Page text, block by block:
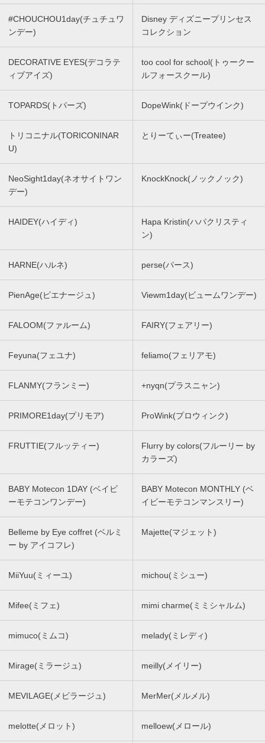
#CHOUCHOU1day(チュチュワ
ンデー)
Disney ディズニープリンセス
コレクション
DECORATIVE EYES(デコラテ
ィブアイズ)
too cool for school(トゥークー
ルフォースクール)
TOPARDS(トパーズ) DopeWink(ドープウインク)
トリコニナル(TORICONINAR
U)
とりーてぃー(Treatee)
NeoSight1day(ネオサイトワン
デー)
KnockKnock(ノックノック)
HAIDEY(ハイディ)
Hapa Kristin(ハパクリスティ
ン)
HARNE(ハルネ) perse(パース)
PienAge(ピエナージュ) Viewm1day(ビュームワンデー)
FALOOM(ファルーム) FAIRY(フェアリー)
Feyuna(フェユナ) feliamo(フェリアモ)
FLANMY(フランミー) +nyqn(プラスニャン)
PRIMORE1day(プリモア) ProWink(プロウィンク)
FRUTTIE(フルッティー)
Flurry by colors(フルーリー by
カラーズ)
BABY Motecon 1DAY (ベイビ
ーモテコンワンデー)
BABY Motecon MONTHLY (ベ
イビーモテコンマンスリー)
Belleme by Eye coffret (ベルミ
ー by アイコフレ)
Majette(マジェット)
MiiYuu(ミィーユ) michou(ミシュー)
Mifee(ミフェ) mimi charme(ミミシャルム)
mimuco(ミムコ) melady(ミレディ)
Mirage(ミラージュ) meilly(メイリー)
MEVILAGE(メビラージュ) MerMer(メルメル)
melotte(メロット) melloew(メロール)